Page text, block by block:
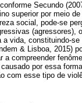
Secundo
superior por meio
social, pode-se
(agressores),
vida, constituindo-
& Lisboa, 2015)
a compreender
por essa
com esse tipo de